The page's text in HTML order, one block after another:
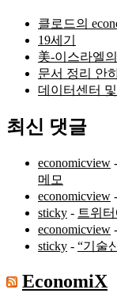
클로드의
19세기
美-이스라엘
문서 정리 안
데이터센터
최신 댓글
economicview -
메모
economicview -
sticky - 트위
economicview -
sticky - “기술
EconomiX